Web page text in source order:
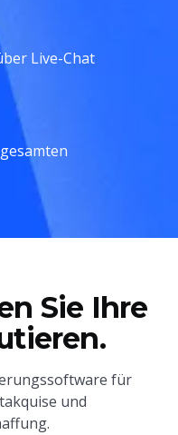
Live-Chat
Sie Ihre
für
und